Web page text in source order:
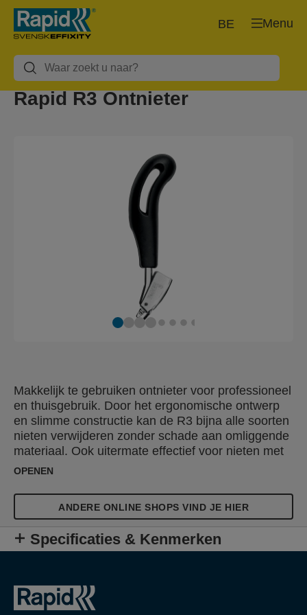
Menu
BE
Rapid R3 Ontnieter
Makkelijk te gebruiken ontnieter voor professioneel
en thuisgebruik. Door het ergonomische ontwerp
en slimme constructie kan de R3 bijna alle soorten
nieten verwijderen zonder schade aan omliggende
materiaal. Ook uitermate effectief voor nieten met
een lange pootlengte en voor het werken op een
OPENEN
ANDERE ONLINE SHOPS VIND JE HIER
Specificaties & Kenmerken